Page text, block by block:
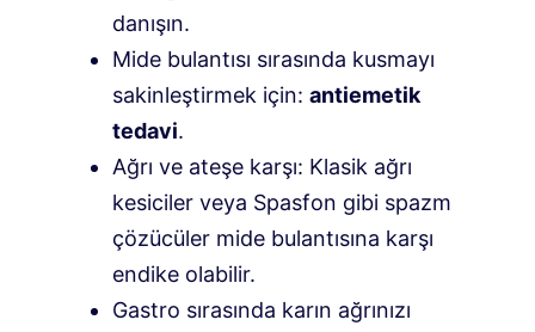
danışın.
Mide bulantısı sırasında kusmayı
sakinleştirmek için: antiemetik
tedavi.
Ağrı ve ateşe karşı: Klasik ağrı
kesiciler veya Spasfon gibi spazm
çözücüler mide bulantısına karşı
endike olabilir.
Gastro sırasında karın ağrınızı